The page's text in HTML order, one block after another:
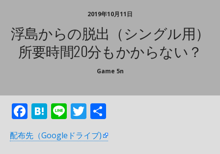
2019年10月11日
浮島からの脱出（シングル用）
所要時間20分もかからない？
Game 5n
F
ac
e
H
e
Li
n
e
T
w
itt
配布先（Googleドライブ)